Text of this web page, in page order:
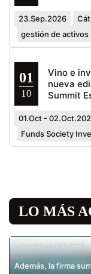
23.Sep.2026
gestión de activos
01
10
Vino e
nueva
Summit
01.Oct -
Funds Society
LO MÁS
NOMBRAMIENTOS
Además, la firma